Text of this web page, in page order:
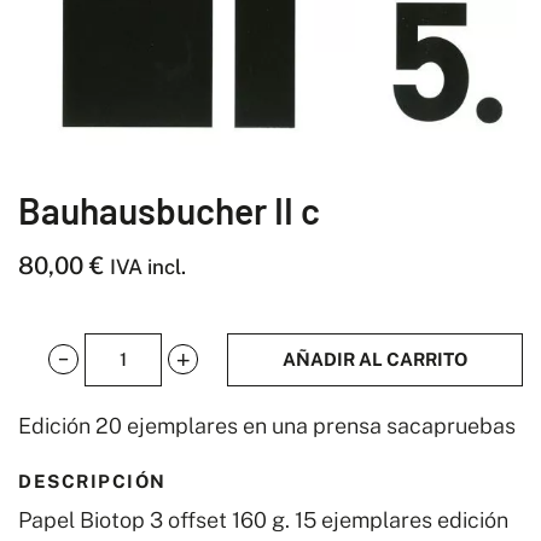
Bauhausbucher II c
80,00€ IVA incl.
Bauhausbucher
II
cantidad
AÑADIR AL CARRITO
Edición 20 ejemplares en una prensa sacapruebas
DESCRIPCIÓN
Papel Biotop 3 offset 160 g. 15 ejemplares edición